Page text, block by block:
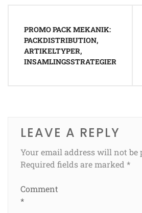
navigation
PROMO PACK MEKANIK:
PACKDISTRIBUTION,
ARTIKELTYPER,
INSAMLINGSSTRATEGIER
LEAVE A REPLY
Your email address will not be
Required fields are marked *
Comment
*